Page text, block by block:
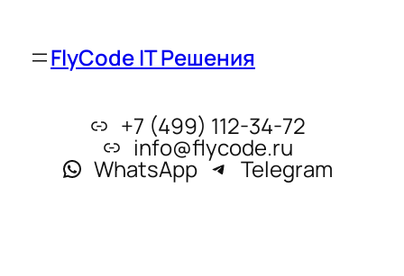
FlyCode IT Решения
+7 (499) 112-34-72
info@flycode.ru
WhatsApp Telegram